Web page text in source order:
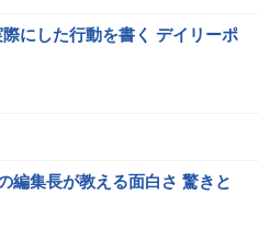
にした行動を書く デイリーポ
編集長が教える面白さ 驚きと